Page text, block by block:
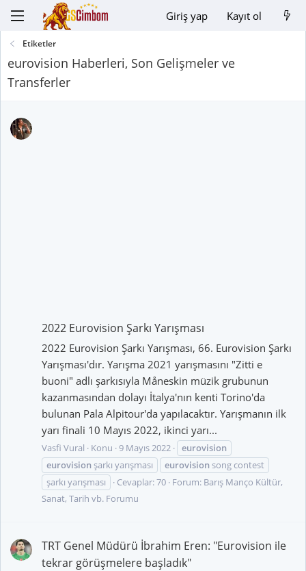
Giriş yap Kayıt ol
Etiketler
eurovision Haberleri, Son Gelişmeler ve
Transferler
2022 Eurovision Şarkı Yarışması
2022 Eurovision Şarkı Yarışması, 66. Eurovision Şarkı
Yarışması'dır. Yarışma 2021 yarışmasını "Zitti e
buoni" adlı şarkısıyla Måneskin müzik grubunun
kazanmasından dolayı İtalya'nın kenti Torino'da
bulunan Pala Alpitour'da yapılacaktır. Yarışmanın ilk
yarı finali 10 Mayıs 2022, ikinci yarı...
Vasfi Vural Konu 9 Mayıs 2022
eurovision
eurovisionşarkı yarışması eurovisionsong contest
şarkı yarışması
Cevaplar: 70 Forum: Barış Manço Kültür,
Sanat, Tarih vb. Forumu
TRT Genel Müdürü İbrahim Eren: "Eurovision ile
tekrar görüşmelere başladık"